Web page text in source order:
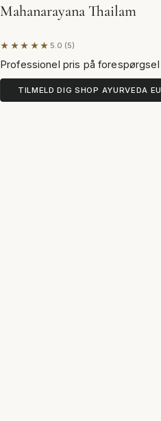
Mahanarayana Thailam
★★★★★ 5.0 (5)
Baseret på 5 anmeldelser
Professionel pris på forespørgsel
TILMELD DIG SHOP AYURVEDA EU